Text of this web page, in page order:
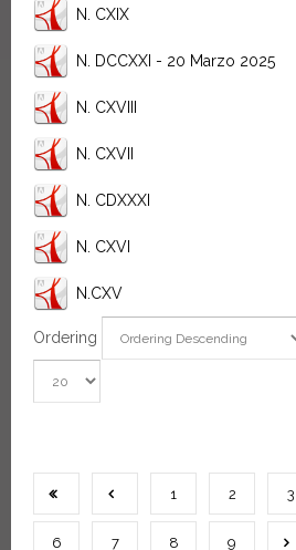
N. CXIX
N. DCCXXI - 20 Marzo 2025
N. CXVIII
N. CXVII
N. CDXXXI
N. CXVI
N.CXV
Ordering
1 2 3
6 7 8 9